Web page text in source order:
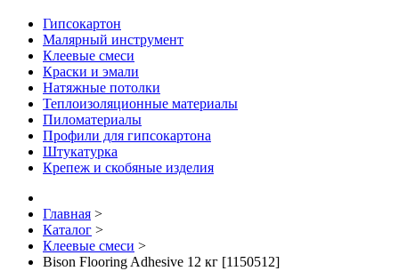
Гипсокартон
Малярный инструмент
Клеевые смеси
Краски и эмали
Натяжные потолки
Теплоизоляционные материалы
Пиломатериалы
Профили для гипсокартона
Штукатурка
Крепеж и скобяные изделия
Главная >
Каталог >
Клеевые смеси >
Bison Flooring Adhesive 12 кг [1150512]